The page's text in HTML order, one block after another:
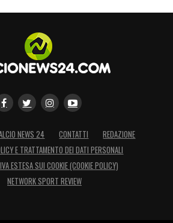
NEWS 24 CONTATTI
REDAZIONE
E TRATTAMENTO DEI DATI PERSONALI
ESTESA SUI COOKIE (COOKIE POLICY)
NETWORK SPORT REVIEW